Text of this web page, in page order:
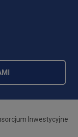
Inwestycyjne